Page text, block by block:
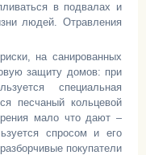
в подвалах и
людей. Отравления
на санированных
защиту домов: при
специальная
песчаный кольцевой
мало что дают –
спросом и его
покупатели